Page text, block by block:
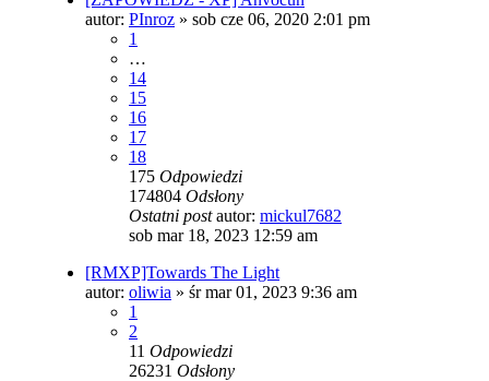
autor: PInroz » sob cze 06, 2020 2:01 pm
1
…
14
15
16
17
18
175 Odpowiedzi
174804 Odsłony
Ostatni postautor: mickul7682
sob mar 18, 2023 12:59 am
[RMXP]Towards The Light
autor: oliwia » śr mar 01, 2023 9:36 am
1
2
11 Odpowiedzi
26231 Odsłony